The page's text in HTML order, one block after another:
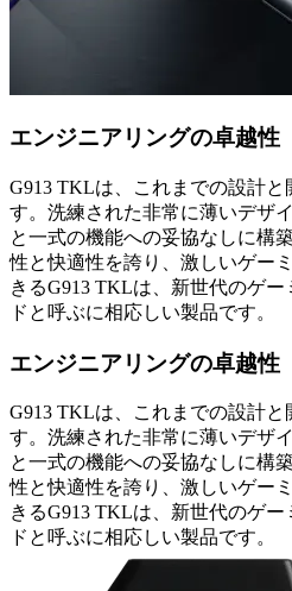
エンジニアリングの卓越性
G913 TKLは、これまでの設計
す。洗練された非常に薄いデザ
と一式の機能への妥協なしに構
性と快適性を誇り、激しいゲー
きるG913 TKLは、新世代のゲ
ドと呼ぶに相応しい製品です。
エンジニアリングの卓越性
G913 TKLは、これまでの設計
す。洗練された非常に薄いデザ
と一式の機能への妥協なしに構
性と快適性を誇り、激しいゲー
きるG913 TKLは、新世代のゲ
ドと呼ぶに相応しい製品です。